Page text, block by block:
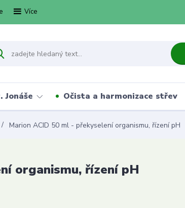
Více
Jonáše Očista a harmonizace střev
Marion ACID 50 ml - překyselení organismu, řízení pH
organismu, řízení pH